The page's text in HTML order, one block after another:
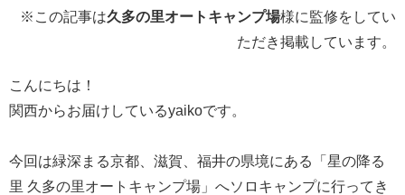
※この記事は久多の里オートキャンプ場様に監修をしてい
ただき掲載しています。
こんにちは！
関西からお届けしているyaikoです。
今回は緑深まる京都、滋賀、福井の県境にある「星の降る
里 久多の里オートキャンプ場」へソロキャンプに行ってき